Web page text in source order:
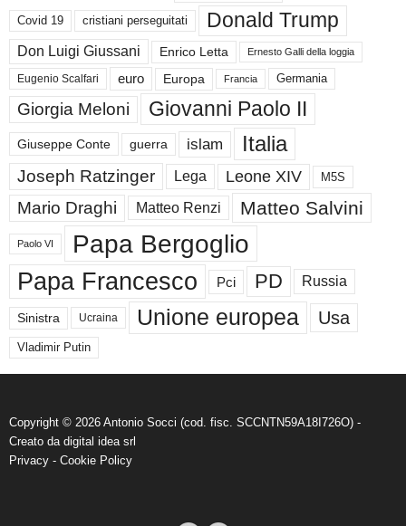
Covid 19 cristiani perseguitati Donald Trump
Don Luigi Giussani Enrico Letta Ernesto Galli della loggia
Eugenio Scalfari euro Europa Francia Germania
Giorgia Meloni Giovanni Paolo II
Giuseppe Conte guerra islam Italia
Joseph Ratzinger Lega Leone XIV M5S
Mario Draghi Matteo Renzi Matteo Salvini
Paolo VI Papa Bergoglio
Papa Francesco Pci PD Russia
Sinistra Ucraina Unione europea Usa
Vladimir Putin
Copyright © 2026 Antonio Socci (cod. fisc. SCCNTN59A18I726O) -
Creato da digital idea srl
Privacy - Cookie Policy